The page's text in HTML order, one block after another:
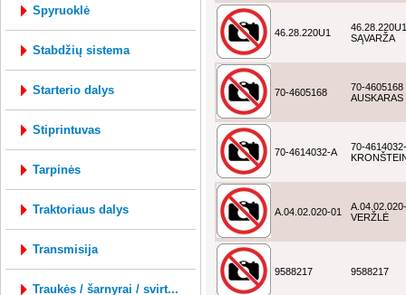
spyruoklė
stabdžių sistema
starterio dalys
stiprintuvas
tarpinės
traktoriaus dalys
transmisija
traukės / šarnyrai / svirt...
46.28.220U1
46.28.220U1
SĄVARŽA
70-4605168
70-4605168
AUSKARAS
70-4614032-A
70-
A.04.02.020-01
VERŽLĖ
9588217 9588217